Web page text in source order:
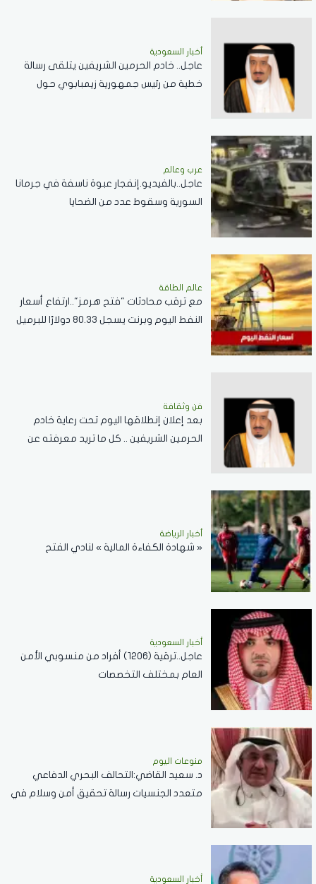
أخبار السعودية
عاجل.. خادم الحرمين الشريفين يتلقى رسالة
خطية من رئيس جمهورية زيمبابوي حول
عرب وعالم
عاجل..بالفيديو.إنفجار عبوة ناسفة في جرمانا
السورية وسقوط عدد من الضحايا
عالم الطاقة
مع ترقب محادثات "فتح هرمز"..ارتفاع أسعار
النفط اليوم وبرنت يسجل 80.33 دولارًا للبرميل
فن وثقافة
بعد إعلان إنطلاقها اليوم تحت رعاية خادم
الحرمين الشريفين .. كل ما تريد معرفته عن
أخبار الرياضة
« شهادة الكفاءة المالية » لنادي الفتح
أخبار السعودية
عاجل..ترقية (1206) أفراد من منسوبي الأمن
العام بمختلف التخصصات
منوعات اليوم
د. سعيد القاضي:التحالف البحري الدفاعي
متعدد الجنسيات رسالة تحقيق أمن وسلام في
أخبار السعودية